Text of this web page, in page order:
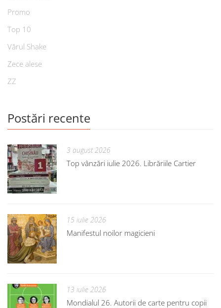
Promo
Top 10
Vărul Shake
Zece alese
ZZ
Postări recente
3 august 2026
Top vânzări iulie 2026. Librăriile Cartier
15 iulie 2026
Manifestul noilor magicieni
13 iulie 2026
Mondialul 26. Autorii de carte pentru copii